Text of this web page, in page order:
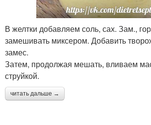
В желтки добавляем соль, сах. Зам.,
замешивать миксером. Добавить
замес.
Затем, продолжая мешать, вливаем
струйкой.
читать дальше →